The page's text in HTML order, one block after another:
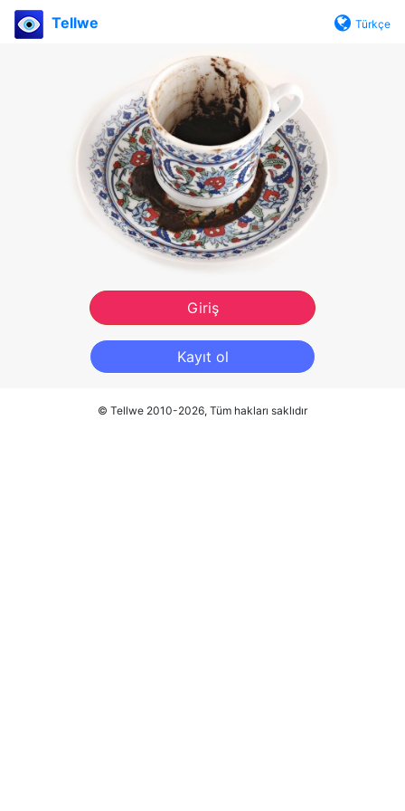
Tellwe Türkçe
Giriş
Kayıt ol
© Tellwe 2010-2026, Tüm hakları saklıdır